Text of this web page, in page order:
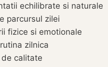
echilibrate si naturale
parcursul zilei
fizice si emotionale
zilnica
calitate